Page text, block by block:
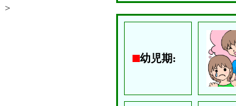
>
幼児期: